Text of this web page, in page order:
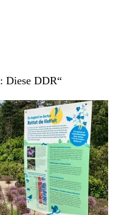
Diese DDR“